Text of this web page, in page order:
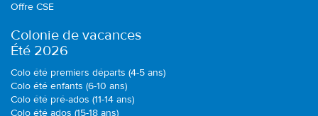
Offre CSE
Colonie de vacances
Été 2026
Colo été premiers départs (4-5 ans)
Colo été enfants (6-10 ans)
Colo été pré-ados (11-14 ans)
Colo été ados (15-18 ans)